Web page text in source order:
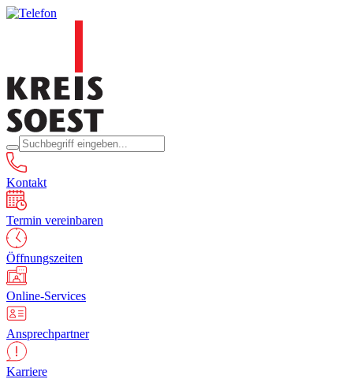
Kontakt
Termin vereinbaren
Öffnungszeiten
Online-Services
Ansprechpartner
Karriere